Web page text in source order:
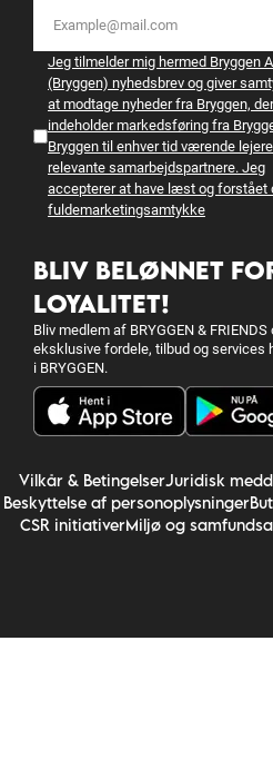
Jeg tilmelder mig hermed Bryggen
(Bryggen) nyhedsbrev og giver
at modtage nyheder fra Bryggen, der
indeholder markedsføring fra
Bryggen til enhver tid værende
relevante samarbejdspartnere. Jeg
accepterer at have læst og forstået
fuldemarketingsamtykke
BLIV BELØNNET
LOYALITET!
Bliv medlem af BRYGGEN &
eksklusive fordele, tilbud og services
i BRYGGEN.
Vilkår & BetingelserJuridisk
Beskyttelse af personoplysninger
CSR initiativerMiljø og